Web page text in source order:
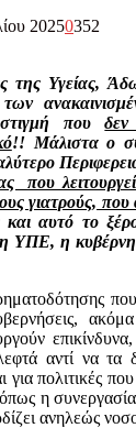
20250352
Υγείας,
των
στιγμή που
!! Μάλιστα ο
που
γιατρούς, που
και αυτό το
η ΥΠΕ, η
αντί να τα
για πολιτικές
η
ανηλεώς